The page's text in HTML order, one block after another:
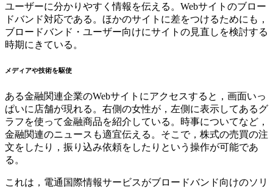
ユーザーに分かりやすく情報を伝える。Webサイトのブロー
ドバンド対応である。ほかのサイトに差をつけるためにも，
ブロードバンド・ユーザー向けにサイトの見直しを検討する
時期にきている。
メディアや技術を駆使
ある金融関連企業のWebサイトにアクセスすると，画面いっ
ぱいに店舗が現れる。右側の女性が，左側に表示してあるグ
ラフを使って金融商品を紹介している。時事についてなど，
金融関連のニュースも適宜伝える。そこで，株式の売買の注
文をしたり，振り込み依頼をしたりという操作が可能であ
る。
これは，電通国際情報サービスがブロードバンド向けのソリ